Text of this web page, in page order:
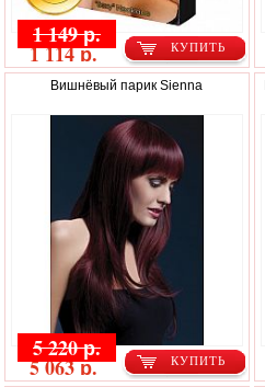
КУПИТЬ
1 149 р.
1 114 р.
Вишнёвый парик Sienna
КУПИТЬ
5 220 р.
5 063 р.